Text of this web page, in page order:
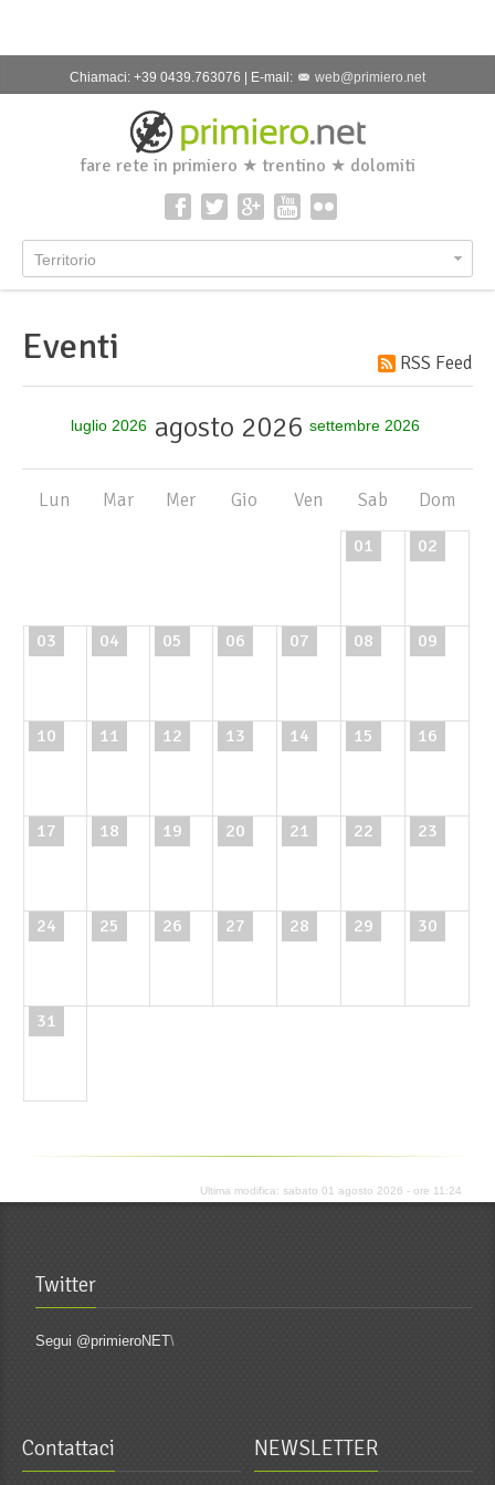
Chiamaci: +39 0439.763076 | E-mail: web@primiero.net
fare rete in primiero ★ trentino ★ dolomiti
Territorio
RSS Feed
Eventi
luglio 2026 settembre 2026
agosto 2026
Lun Mar Mer Gio Ven Sab Dom
01 02
03 04 05 06 07 08 09
10 11 12 13 14 15 16
17 18 19 20 21 22 23
24 25 26 27 28 29 30
31
Ultima modifica: sabato 01 agosto 2026 - ore 11:24
Twitter
Segui @primieroNET\
Contattaci NEWSLETTER